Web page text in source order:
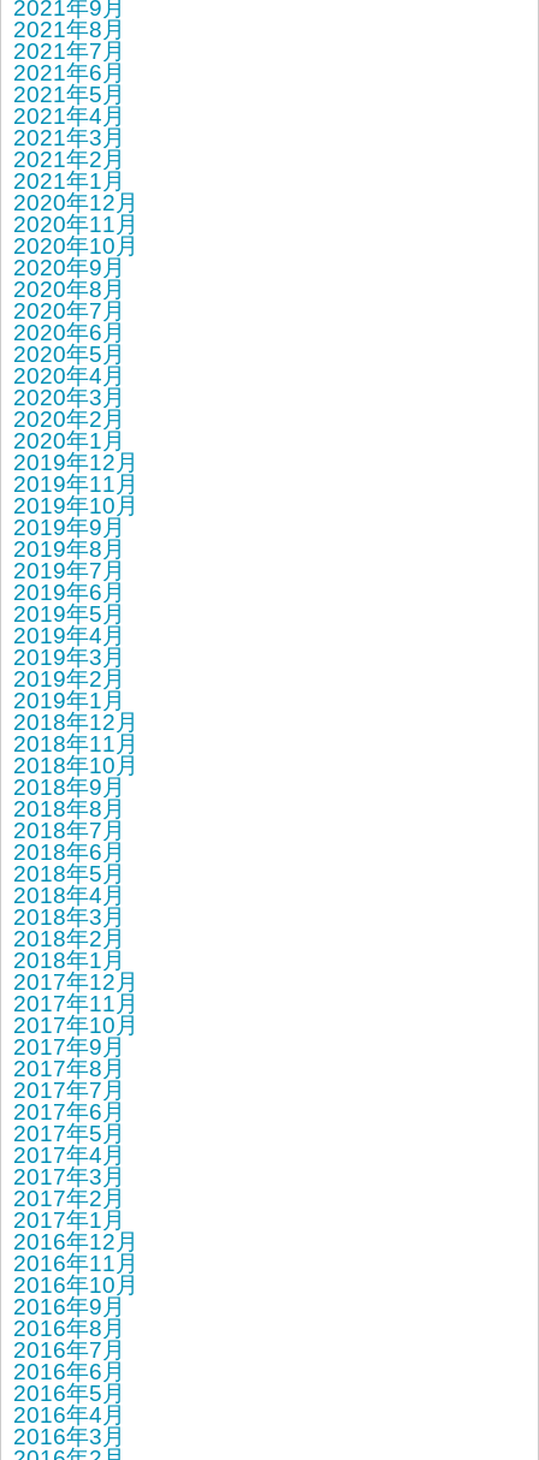
2021年9月
2021年8月
2021年7月
2021年6月
2021年5月
2021年4月
2021年3月
2021年2月
2021年1月
2020年12月
2020年11月
2020年10月
2020年9月
2020年8月
2020年7月
2020年6月
2020年5月
2020年4月
2020年3月
2020年2月
2020年1月
2019年12月
2019年11月
2019年10月
2019年9月
2019年8月
2019年7月
2019年6月
2019年5月
2019年4月
2019年3月
2019年2月
2019年1月
2018年12月
2018年11月
2018年10月
2018年9月
2018年8月
2018年7月
2018年6月
2018年5月
2018年4月
2018年3月
2018年2月
2018年1月
2017年12月
2017年11月
2017年10月
2017年9月
2017年8月
2017年7月
2017年6月
2017年5月
2017年4月
2017年3月
2017年2月
2017年1月
2016年12月
2016年11月
2016年10月
2016年9月
2016年8月
2016年7月
2016年6月
2016年5月
2016年4月
2016年3月